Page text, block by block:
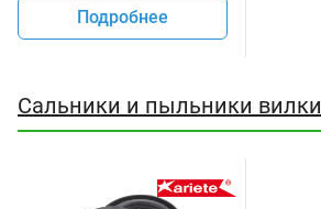
Подробнее
Сальники и пыльники вилки